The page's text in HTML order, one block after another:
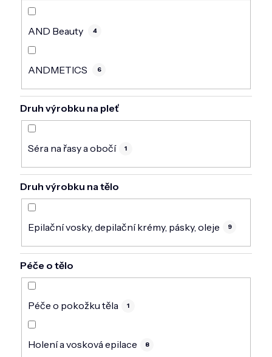
AND Beauty 4
ANDMETICS 6
Druh výrobku na pleť
Séra na řasy a obočí 1
Druh výrobku na tělo
Epilační vosky, depilační krémy, pásky, oleje 9
Péče o tělo
Péče o pokožku těla 1
Holení a vosková epilace 8